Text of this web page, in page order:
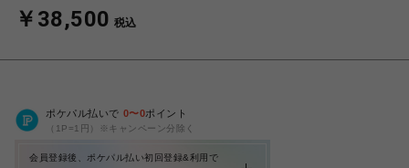
￥38,500 税込
ポケパル払いで 0〜0ポイント
（1P=1円）※キャンペーン分除く
会員登録後、ポケパル払い初回登録&利用で